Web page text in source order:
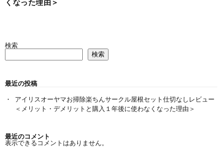
検索
検索
最近の投稿
アイリスオーヤマお掃除楽ちんサークル屋根セット仕切なしレビュー
＜メリット・デメリットと購入１年後に使わなくなった理由＞
最近のコメント
表示できるコメントはありません。